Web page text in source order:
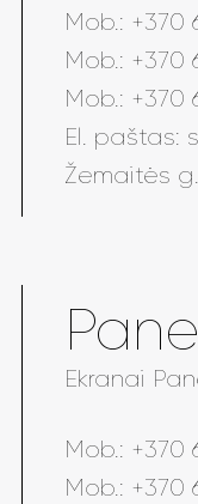
Mob.: +370
Mob.: +370
Mob.: +370
El. paštas:
Žemaitės g.
Ekranai
Mob.: +370
Mob.: +370